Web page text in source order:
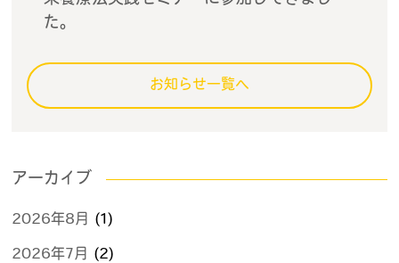
た。
お知らせ一覧へ
アーカイブ
2026年8月 (1)
2026年7月 (2)